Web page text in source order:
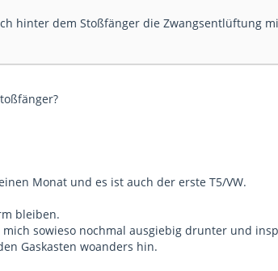
hinter dem Stoßfänger die Zwangsentlüftung
Monat und es ist auch der erste T5/VW.
bleiben.
sowieso nochmal ausgiebig drunter und
Gaskasten woanders hin.